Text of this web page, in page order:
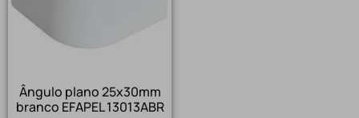
Ângulo plano 25x30mm
branco EFAPEL 13013ABR